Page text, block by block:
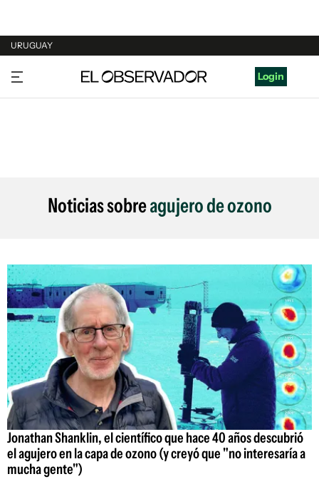
URUGUAY
URUGUAY
ARGENTINA
Login
Noticias sobreagujero de ozono
Jonathan Shanklin, el científico que hace 40 años descubrió
el agujero en la capa de ozono (y creyó que "no interesaría a
mucha gente")